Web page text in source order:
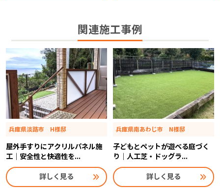
関連施工事例
兵庫県淡路市 H様邸
屋外手すりにアクリルパネル施
工｜安全性と快適性を...
詳しく見る
兵庫県南あわじ市 N様邸
子どもとペットが遊べる庭づく
り｜人工芝・ドッグラ...
詳しく見る